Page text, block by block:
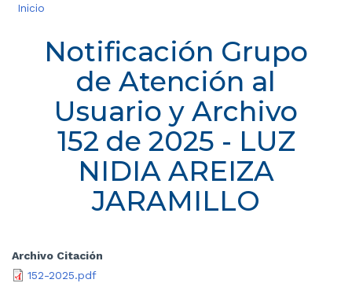
Inicio
Notificación Grupo
de Atención al
Usuario y Archivo
152 de 2025 - LUZ
NIDIA AREIZA
JARAMILLO
Archivo Citación
152-2025.pdf